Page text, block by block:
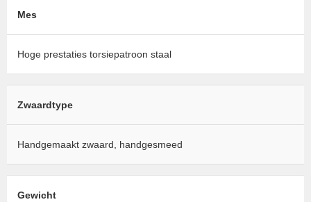
Mes
Hoge prestaties torsiepatroon staal
Zwaardtype
Handgemaakt zwaard, handgesmeed
Gewicht